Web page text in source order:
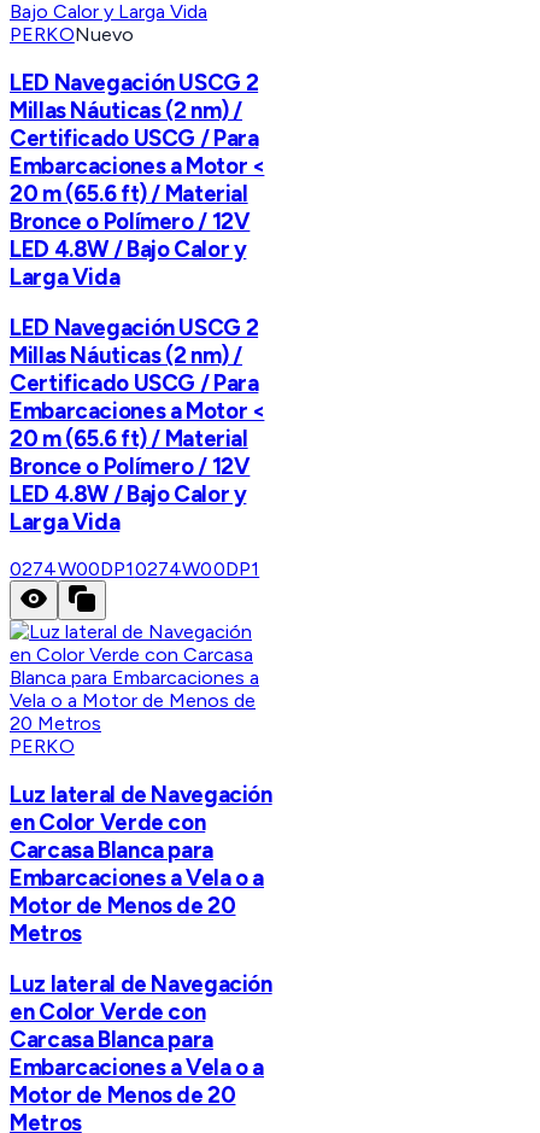
PERKONuevo
LED Navegación USCG 2
Millas Náuticas (2 nm) /
Certificado USCG / Para
Embarcaciones a Motor <
20 m (65.6 ft) / Material
Bronce o Polímero / 12V
LED 4.8W / Bajo Calor y
Larga Vida
LED Navegación USCG 2
Millas Náuticas (2 nm) /
Certificado USCG / Para
Embarcaciones a Motor <
20 m (65.6 ft) / Material
Bronce o Polímero / 12V
LED 4.8W / Bajo Calor y
Larga Vida
0274W00DP10274W00DP1
PERKO
Luz lateral de Navegación
en Color Verde con
Carcasa Blanca para
Embarcaciones a Vela o a
Motor de Menos de 20
Metros
Luz lateral de Navegación
en Color Verde con
Carcasa Blanca para
Embarcaciones a Vela o a
Motor de Menos de 20
Metros